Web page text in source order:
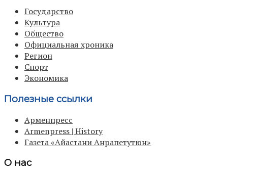
Государство
Культура
Общество
Официальная хроника
Регион
Спорт
Экономика
Полезные ссылки
Арменпресс
Armenpress | History
Газета «Айастани Анрапетутюн»
О нас